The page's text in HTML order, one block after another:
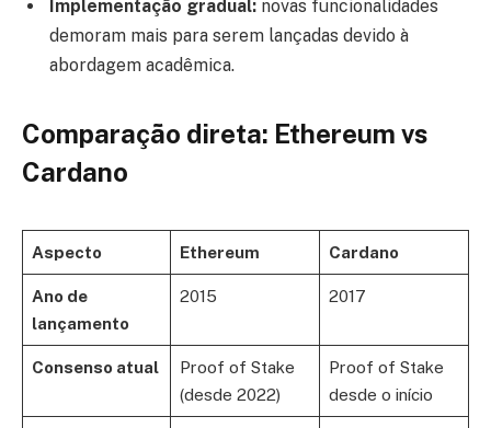
Implementação gradual: novas funcionalidades
demoram mais para serem lançadas devido à
abordagem acadêmica.
Comparação direta: Ethereum vs
Cardano
Aspecto Ethereum Cardano
Ano de
lançamento
2015 2017
Consenso atual
Proof of Stake
(desde 2022)
Proof of Stake
desde o início